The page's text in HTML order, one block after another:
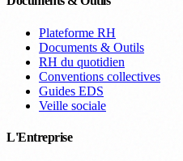
Plateforme RH
Documents & Outils
RH du quotidien
Conventions collectives
Guides EDS
Veille sociale
L'Entreprise